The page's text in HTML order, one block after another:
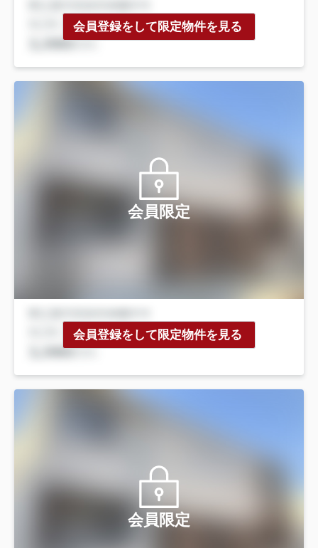
会員登録をして限定物件を見る
会員限定
会員登録をして限定物件を見る
会員限定